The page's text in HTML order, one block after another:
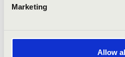
Marketing
Allow